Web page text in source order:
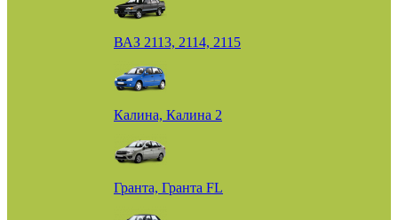
ВАЗ 2113, 2114, 2115
Калина, Калина 2
Гранта, Гранта FL